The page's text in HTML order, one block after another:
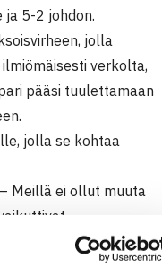
5-2 johdon.
jolla
verkolta,
pääsi tuulettamaan
jolla se kohtaa
Meillä ei ollut muuta
vuoksi kahtena